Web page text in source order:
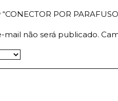
POR
mail não será publicado.